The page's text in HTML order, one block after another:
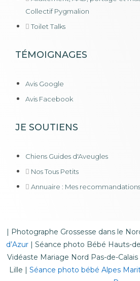
Collectif Pygmalion
Toilet Talks
TÉMOIGNAGES
Avis Google
Avis Facebook
JE SOUTIENS
Chiens Guides d'Aveugles
Nos Tous Petits
Annuaire : Mes recommandations
| Photographe Grossesse dans le
d’Azur | Séance photo Bébé Hauts-
Vidéaste Mariage Nord Pas-de-Calais
Lille | Séance photo bébé Alpes